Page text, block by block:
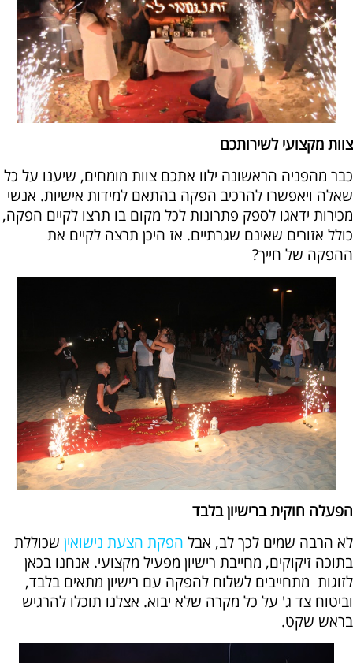
צוות מקצועי לשירותכם
כבר מהפניה הראשונה ילוו אתכם צוות מומחים, שיענו על כל
שאלה ויאפשרו להרכיב הפקה בהתאם למידות אישיות. אנשי
מכירות ידאגו לספק פתרונות לכל מקום בו תרצו לקיים הפקה,
כולל אזורים שאינם שגרתיים. אז היכן תרצה לקיים את
ההפקה של חייך?
הפעלה חוקית ברישיון בלבד
לא הרבה שמים לכך לב, אבל הפקת הצעת נישואין שכוללת
בתוכה זיקוקים, מחייבת רישיון מפעיל מקצועי. אנחנו בכאן
לזוגות מתחייבים לשלוח להפקה עם רישיון מתאים בלבד,
וביטוח צד ג' על כל מקרה שלא יבוא. אצלנו תוכלו להרגיש
בראש שקט.